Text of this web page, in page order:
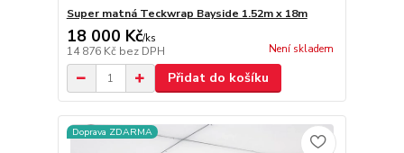
Super matná Teckwrap Bayside 1.52m x 18m
18 000 Kč/ks
14 876 Kč bez DPH Není skladem
Přidat do košíku
Doprava ZDARMA